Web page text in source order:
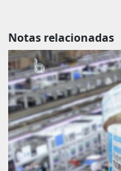
Notas relacionadas